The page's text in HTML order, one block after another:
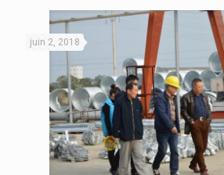
juin 2, 2018